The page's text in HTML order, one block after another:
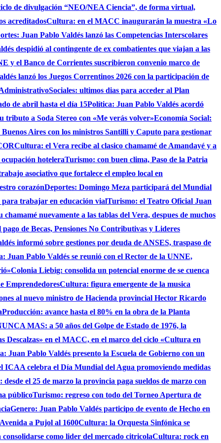
de divulgación “NEO/NEA Ciencia”, de forma virtual,
acreditadosCultura: en el MACC inaugurarán la muestra «Lo
Juan Pablo Valdés lanzó las Competencias Interscolares
despidió al contingente de ex combatientes que viajan a las
y el Banco de Corrientes suscribieron convenio marco de
lanzó los Juegos Correntinos 2026 con la participación de
Sociales: ultimos dias para acceder al Plan
de abril hasta el día 15Política: Juan Pablo Valdés acordó
a Soda Stereo con «Me verás volver»Economía Social:
Aires con los ministros Santilli y Caputo para gestionar
Cultura: el Vera recibe al clasico chamamé de Amandayé y a
hoteleraTurismo: con buen clima, Paso de la Patria
asociativo que fortalece el empleo local en
corazónDeportes: Domingo Meza participará del Mundial
trabajar en educación vialTurismo: el Teatro Oficial Juan
nuevamente a las tablas del Vera, despues de muchos
pago de Becas, Pensiones No Contributivas y Lideres
informó sobre gestiones por deuda de ANSES, traspaso de
Juan Pablo Valdés se reunió con el Rector de la UNNE,
Colonia Liebig: consolida un potencial enorme de se cuenca
EmprendedoresCultura: figura emergente de la musica
al nuevo ministro de Hacienda provincial Hector Ricardo
Producción: avance hasta el 80% en la obra de la Planta
MAS: a 50 años del Golpe de Estado de 1976, la
en el MACC, en el marco del ciclo «Cultura en
Juan Pablo Valdés presento la Escuela de Gobierno con un
ICAA celebra el Día Mundial del Agua promoviendo medidas
desde el 25 de marzo la provincia paga sueldos de marzo con
públicoTurismo: regreso con todo del Torneo Apertura de
Genero: Juan Pablo Valdés participo de evento de Hecho en
a Pujol al 1600Cultura: la Orquesta Sinfónica se
como lider del mercado citricolaCultura: rock en